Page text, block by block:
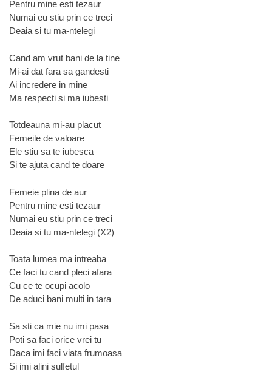
Pentru mine esti tezaur
Numai eu stiu prin ce treci
Deaia si tu ma-ntelegi
Cand am vrut bani de la tine
Mi-ai dat fara sa gandesti
Ai incredere in mine
Ma respecti si ma iubesti
Totdeauna mi-au placut
Femeile de valoare
Ele stiu sa te iubesca
Si te ajuta cand te doare
Femeie plina de aur
Pentru mine esti tezaur
Numai eu stiu prin ce treci
Deaia si tu ma-ntelegi (X2)
Toata lumea ma intreaba
Ce faci tu cand pleci afara
Cu ce te ocupi acolo
De aduci bani multi in tara
Sa sti ca mie nu imi pasa
Poti sa faci orice vrei tu
Daca imi faci viata frumoasa
Si imi alini sulfetul